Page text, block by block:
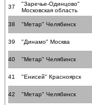
37
"Заречье-Одинцово"
Московская область
38 "Метар" Челябинск
39 "Динамо" Москва
40 "Метар" Челябинск
41 "Енисей" Красноярск
42 "Метар" Челябинск